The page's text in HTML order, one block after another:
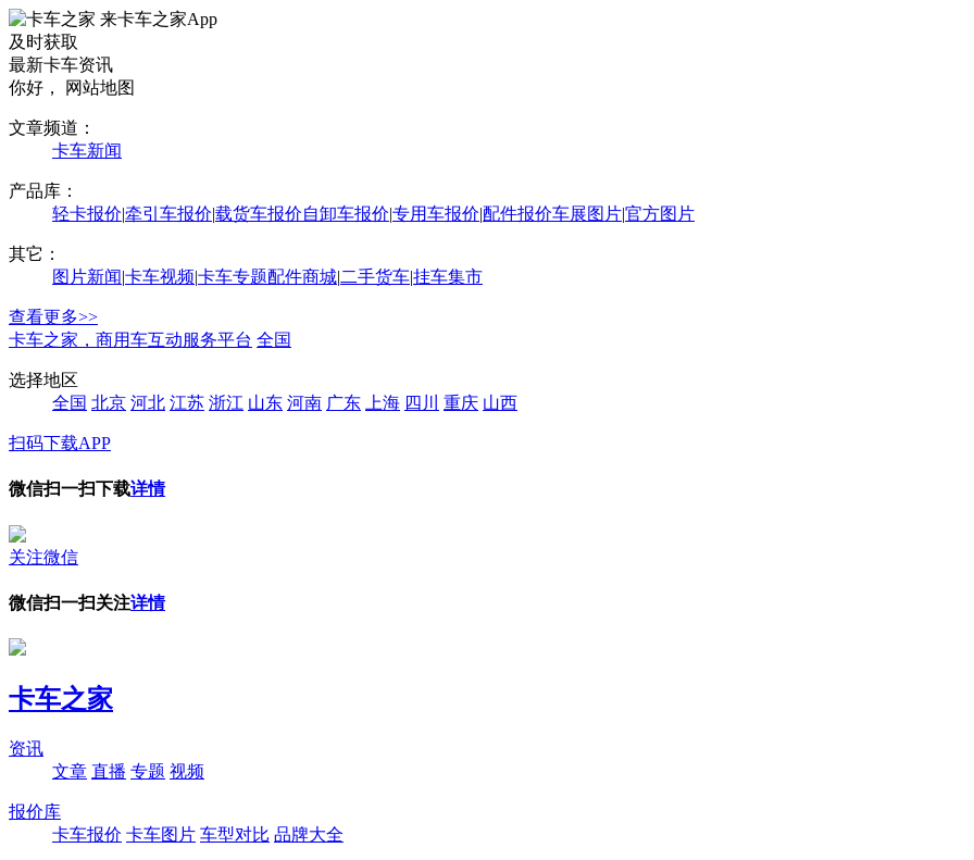
来卡车之家App
及时获取
最新卡车资讯
你好，
网站地图
文章频道：
卡车新闻
产品库：
轻卡报价|牵引车报价|载货车报价自卸车报价|专用车报价|配件报价车展图片|官方图片
其它：
图片新闻|卡车视频|卡车专题配件商城|二手货车|挂车集市
查看更多>>
卡车之家，商用车互动服务平台 全国
选择地区
全国 北京 河北 江苏 浙江 山东 河南 广东 上海 四川 重庆 山西
扫码下载APP
微信扫一扫下载详情
关注微信
微信扫一扫关注详情
卡车之家
资讯
文章 直播 专题 视频
报价库
卡车报价 卡车图片 车型对比 品牌大全